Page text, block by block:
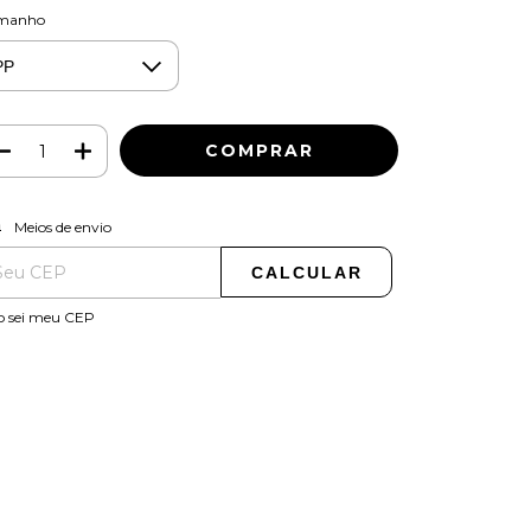
para o CEP:
Meios de envio
CALCULAR
sei meu CEP